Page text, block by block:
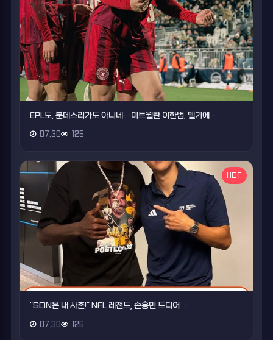
EPL도, 분데스리가도 아니네…미트윌란 이한범, 벨기에…
07.30 125
HOT
"SON은 내 사촌!" NFL 레전드, 손흥민 드디어 …
07.30 126